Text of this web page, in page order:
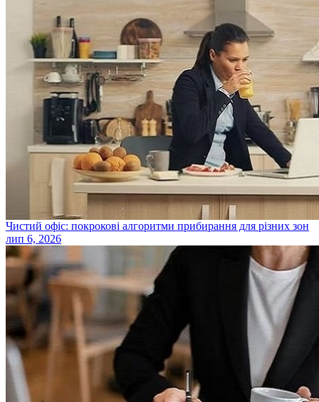
Чистий офіс: покрокові алгоритми прибирання для різних зон
лип 6, 2026